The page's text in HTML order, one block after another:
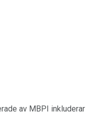
av MBPI inkluderar